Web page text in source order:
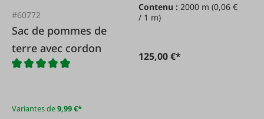
#60772
Sac de pommes de
terre avec cordon
Variantes de9,99 €*
2.000 m
Contenu : 2000 m(0,06 €
/ 1 m)
125,00 €*